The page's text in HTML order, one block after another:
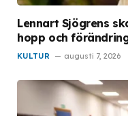
Lennart Sjögrens
hopp och
KULTUR augusti 7, 2026